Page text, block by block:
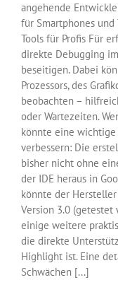
angehende
für Smartphones
Tools für Profis Für
direkte Debugging
beseitigen. Dabei
Prozessors, des
beobachten –
oder Wartezeiten.
könnte eine
verbessern: Die
bisher nicht ohne
der IDE heraus in
könnte der
Version 3.0 (getestet
einige weitere
die direkte
Highlight ist. Eine
Schwächen [...]